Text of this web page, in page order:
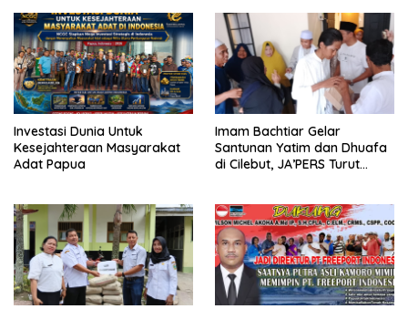
Investasi Dunia Untuk
Kesejahteraan Masyarakat
Adat Papua
Imam Bachtiar Gelar
Santunan Yatim dan Dhuafa
di Cilebut, JA’PERS Turut